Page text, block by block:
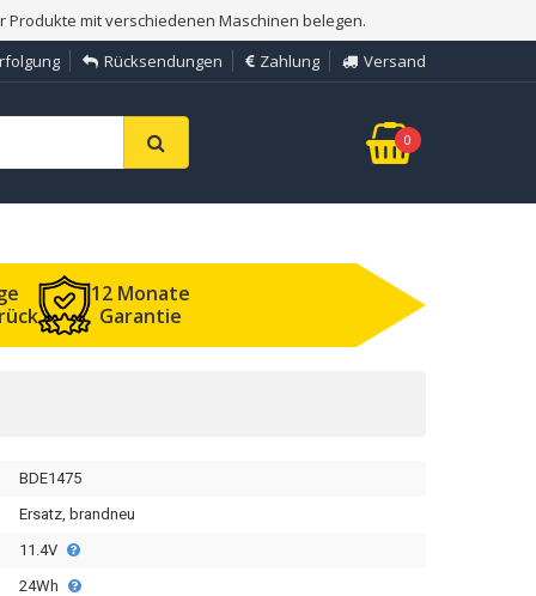
mit verschiedenen Maschinen belegen.
Rücksendungen Zahlung Versand
0
12 Monate
Garantie
BDE1475
Ersatz, brandneu
11.4V
24Wh